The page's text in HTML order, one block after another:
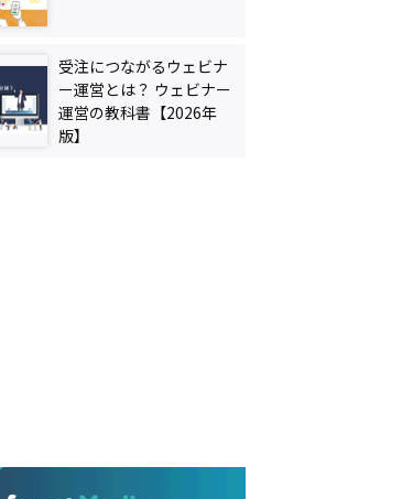
受注につながるウェビナ
ー運営とは？ ウェビナー
運営の教科書【2026年
版】